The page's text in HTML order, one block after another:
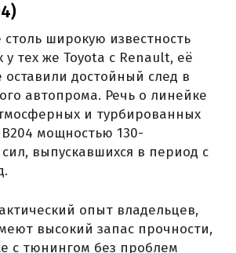
широкую известность
у тех же Toyota с Renault, её
оставили достойный след в
автопрома. Речь о линейке
и турбированных
мощностью 130-
выпускавшихся в период с
опыт владельцев,
высокий запас прочности,
с тюнингом без проблем